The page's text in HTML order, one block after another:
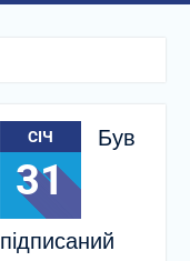
СІЧ
31
Був
підписаний